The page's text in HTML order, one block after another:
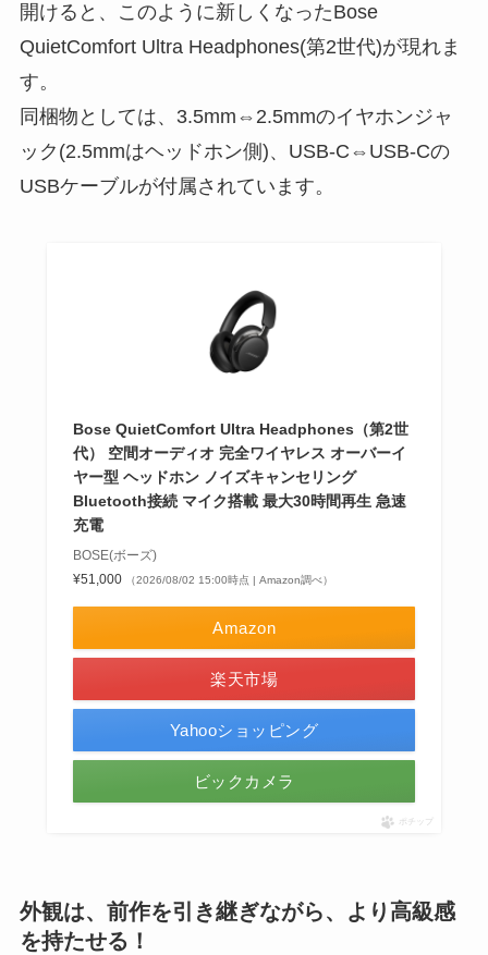
開けると、このように新しくなったBose
QuietComfort Ultra Headphones(第2世代)が現れま
す。
同梱物としては、3.5mm⇔2.5mmのイヤホンジャ
ック(2.5mmはヘッドホン側)、USB-C⇔USB-Cの
USBケーブルが付属されています。
Bose QuietComfort Ultra Headphones（第2世
代） 空間オーディオ 完全ワイヤレス オーバーイ
ヤー型 ヘッドホン ノイズキャンセリング
Bluetooth接続 マイク搭載 最大30時間再生 急速
充電
BOSE(ボーズ)
¥51,000
（2026/08/02 15:00時点 | Amazon調べ）
Amazon
楽天市場
Yahooショッピング
ビックカメラ
ポチップ
外観は、前作を引き継ぎながら、より高級感
を持たせる！